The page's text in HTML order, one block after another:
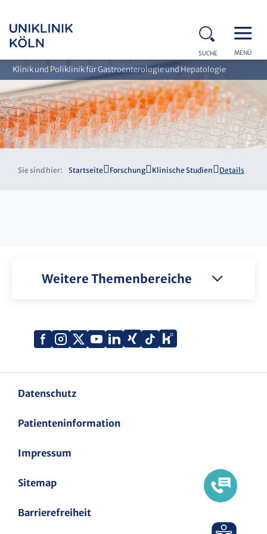
SUCHE MENÜ
Klinik und Poliklinik für Gastroenterologie und Hepatologie
Sie sind hier: Startseite Forschung Klinische Studien Details
Weitere Themenbereiche
Facebook
Instagram
X
YouTube
LinkedIn
Xing TiktokKununu
Datenschutz
Patienteninformation
Impressum
Sitemap
Barrierefreiheit